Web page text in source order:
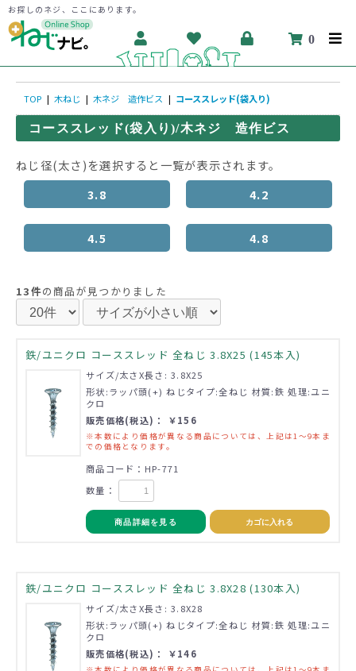
お探しのネジ、ここにあります。
0
TOP | 木ねじ | 木ネジ 造作ビス | コーススレッド(袋入り)
コーススレッド(袋入り)/木ネジ 造作ビス
ねじ径(太さ)を選択すると一覧が表示されます。
3.8
4.2
4.5 4.8
13件の商品が見つかりました
鉄/ユニクロ コーススレッド 全ねじ 3.8X25 (145本入)
サイズ/太さX長さ: 3.8X25
形状:ラッパ頭(+) ねじタイプ:全ねじ 材質:鉄 処理:ユニ
クロ
販売価格(税込)： ￥156
※本数により価格が異なる商品については、上記は1～9本ま
での価格となります。
商品コード：HP-771
数量：
商品詳細を見る カゴに入れる
鉄/ユニクロ コーススレッド 全ねじ 3.8X28 (130本入)
サイズ/太さX長さ: 3.8X28
形状:ラッパ頭(+) ねじタイプ:全ねじ 材質:鉄 処理:ユニ
クロ
販売価格(税込)： ￥146